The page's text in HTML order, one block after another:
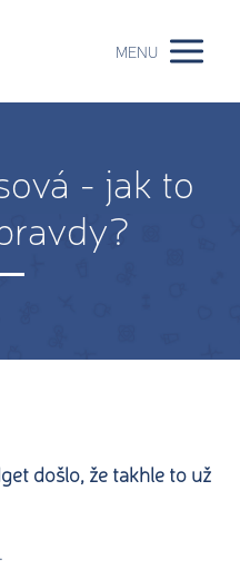
MENU
- jak to
došlo, že takhle to už